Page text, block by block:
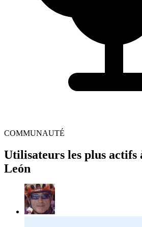
COMMUNAUTÉ
Utilisateurs les plus actifs
León